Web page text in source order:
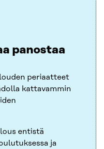
panostaa
periaatteet
kattavammin
entistä
ja